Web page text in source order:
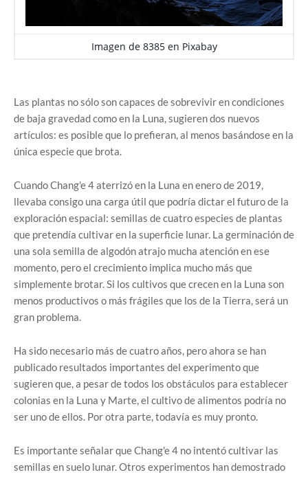
Imagen de 8385en Pixabay
Las plantas no sólo son capaces de sobrevivir en condiciones
de baja gravedad como en la Luna, sugieren dos nuevos
artículos: es posible que lo prefieran, al menos basándose en la
única especie que brota.
Cuando Chang'e 4 aterrizó en la Luna en enero de 2019,
llevaba consigo una carga útil que podría dictar el futuro de la
exploración espacial: semillas de cuatro especies de plantas
que pretendía cultivar en la superficie lunar. La germinación de
una sola semilla de algodón atrajo mucha atención en ese
momento, pero el crecimiento implica mucho más que
simplemente brotar. Si los cultivos que crecen en la Luna son
menos productivos o más frágiles que los de la Tierra, será un
gran problema.
Ha sido necesario más de cuatro años, pero ahora se han
publicado resultados importantes del experimento que
sugieren que, a pesar de todos los obstáculos para establecer
colonias en la Luna y Marte, el cultivo de alimentos podría no
ser uno de ellos. Por otra parte, todavía es muy pronto.
Es importante señalar que Chang'e 4 no intentó cultivar las
semillas en suelo lunar. Otros experimentos han demostrado